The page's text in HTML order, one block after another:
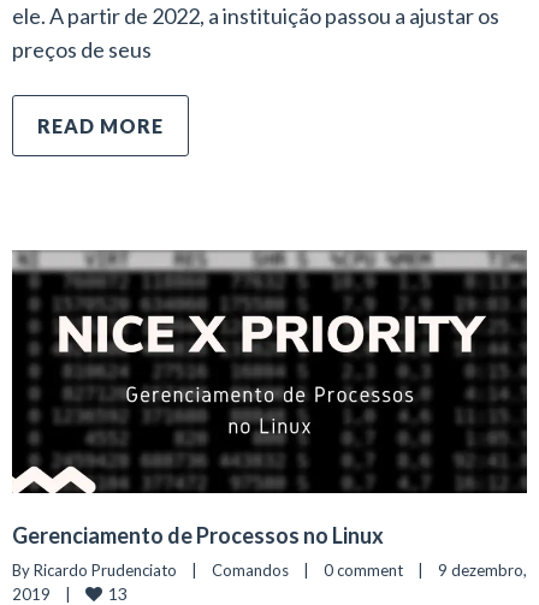
ele. A partir de 2022, a instituição passou a ajustar os
preços de seus
READ MORE
Gerenciamento de Processos no Linux
By Ricardo Prudenciato | Comandos | 0 comment |
9 dezembro,
2019 | 13